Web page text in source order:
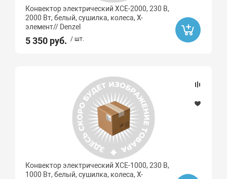
Конвектор электрический XCE-2000, 230 В,
2000 Вт, белый, сушилка, колеса, Х-
элемент// Denzel
5 350 руб. / шт.
Конвектор электрический XCE-1000, 230 В,
1000 Вт, белый, сушилка, колеса, Х-